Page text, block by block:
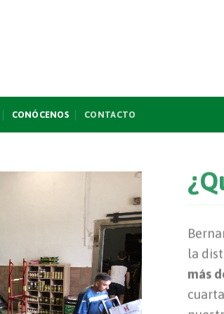
CONÓCENOS CONTACTO
la
más